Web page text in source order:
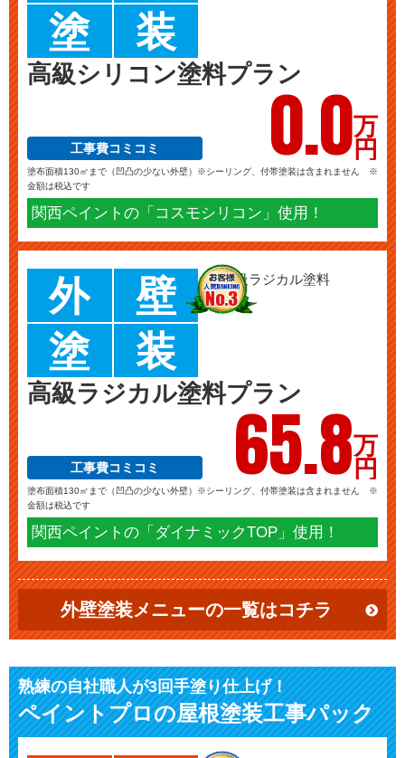
塗
装
高級シリコン塗料プラン
工事費コミコミ 0.0万
円
塗布面積130㎡まで（凹凸の少ない外壁）※シーリング、付帯塗装は含まれません ※
金額は税込です
関西ペイントの「コスモシリコン」使用！
外
壁
塗
装
高級ラジカル塗料プラン
工事費コミコミ 65.8万
円
塗布面積130㎡まで（凹凸の少ない外壁）※シーリング、付帯塗装は含まれません ※
金額は税込です
関西ペイントの「ダイナミックTOP」使用！
外壁塗装メニューの一覧はコチラ
熟練の自社職人が3回手塗り仕上げ！
ペイントプロの屋根塗装工事パック